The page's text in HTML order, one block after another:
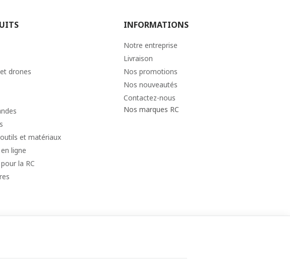
drones
et matériaux
ligne
la RC
INFORMATIONS
Notre entreprise
Livraison
Nos promotions
Nos nouveautés
Contactez-nous
Nos marques RC